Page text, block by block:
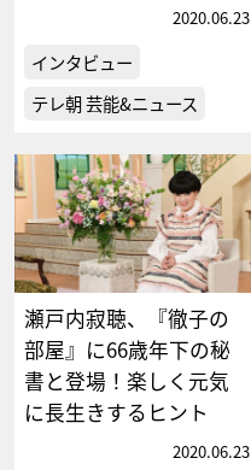
2020.06.23
インタビュー
テレ朝 芸能&ニュース
瀬戸内寂聴、『徹子の
部屋』に66歳年下の秘
書と登場！楽しく元気
に長生きするヒント
2020.06.23